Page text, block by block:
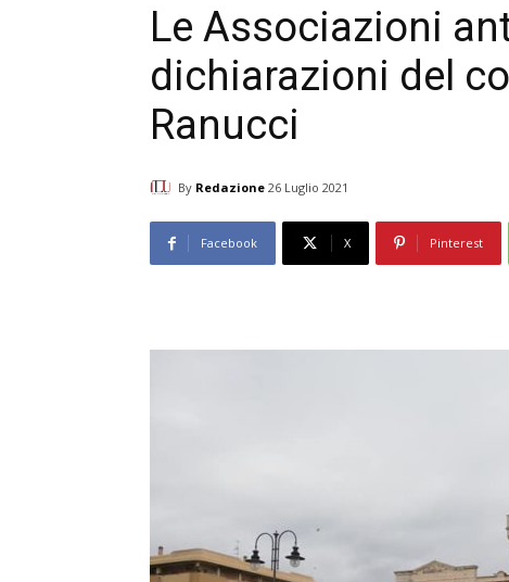
Le Associazioni
dichiarazioni del
Ranucci
By Redazione 26 Luglio 2021
Facebook X Pinterest